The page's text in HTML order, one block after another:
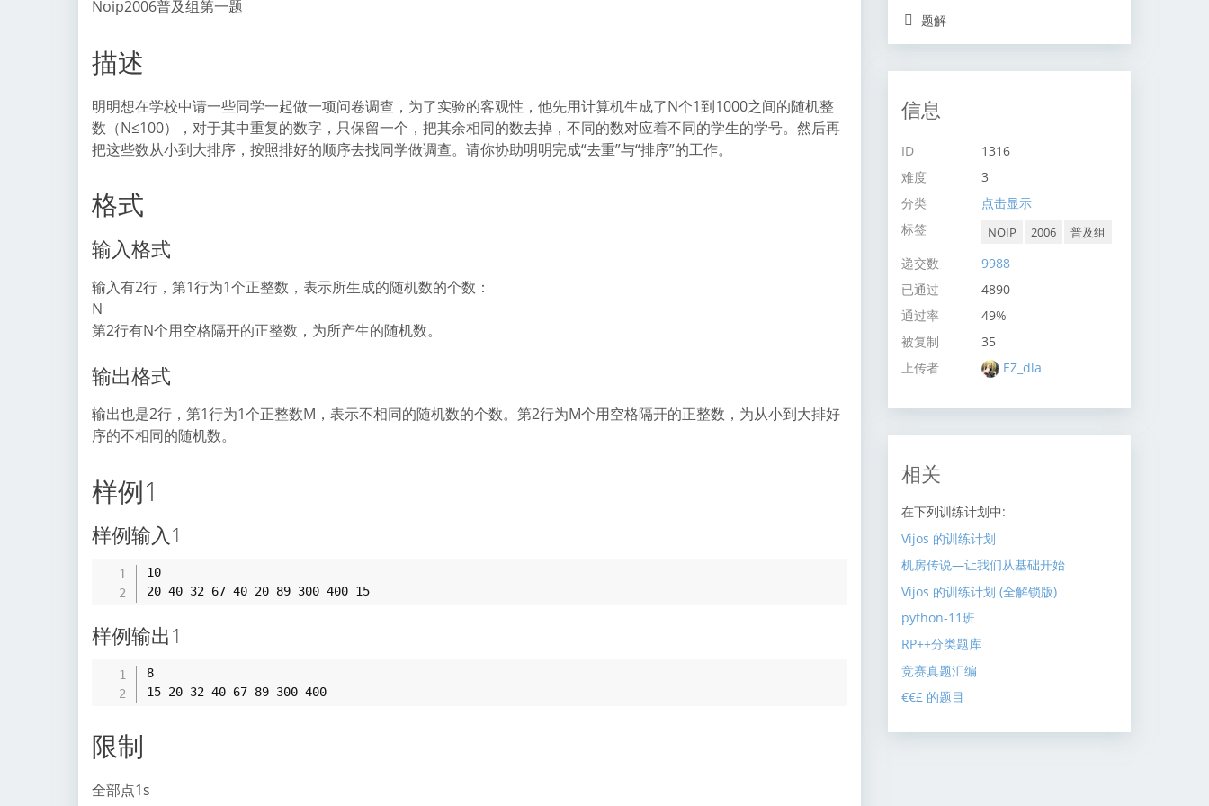
Noip2006普及组第一题
描述
明明想在学校中请一些同学一起做一项问卷调查，为了实验的客观性，他先用计算机生成了N个1到1000之间的随机整
数（N≤100），对于其中重复的数字，只保留一个，把其余相同的数去掉，不同的数对应着不同的学生的学号。然后再
把这些数从小到大排序，按照排好的顺序去找同学做调查。请你协助明明完成“去重”与“排序”的工作。
格式
输入格式
输入有2行，第1行为1个正整数，表示所生成的随机数的个数：
N
第2行有N个用空格隔开的正整数，为所产生的随机数。
输出格式
输出也是2行，第1行为1个正整数M，表示不相同的随机数的个数。第2行为M个用空格隔开的正整数，为从小到大排好
序的不相同的随机数。
样例1
样例输入1
10
20 40 32 67 40 20 89 300 400 15
样例输出1
8
15 20 32 40 67 89 300 400
限制
全部点1s
题解
信息
ID
1316
难度
3
分类
点击显示
标签
NOIP 2006 普及组
递交数
9988
已通过
4890
通过率
49%
被复制
35
上传者
EZ_dla
相关
在下列训练计划中:
Vijos 的训练计划
机房传说—让我们从基础开始
Vijos 的训练计划 (全解锁版)
python-11班
RP++分类题库
竞赛真题汇编
€€£ 的题目